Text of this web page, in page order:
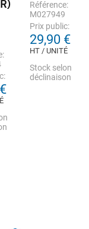
Référence:
M027949
Prix public:
29,90 €
HT / UNITÉ
Stock selon
déclinaison